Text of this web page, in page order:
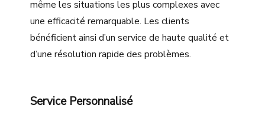
même les situations les plus complexes avec
une efficacité remarquable. Les clients
bénéficient ainsi d’un service de haute qualité et
d’une résolution rapide des problèmes.
Service Personnalisé